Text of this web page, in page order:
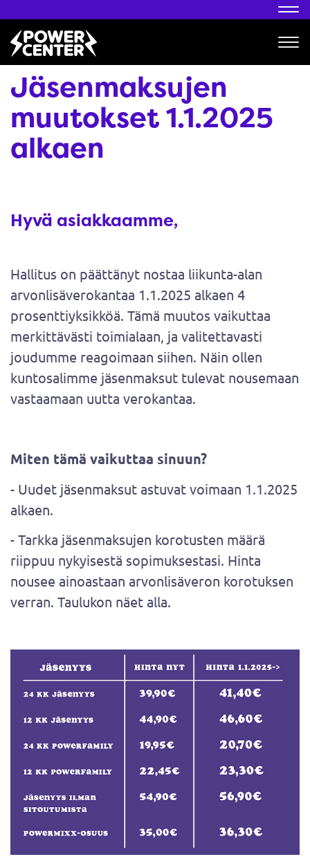
Jäsenmaksujen
muutokset 1.1.2025
alkaen
Hyvä asiakkaamme,
Hallitus on päättänyt nostaa liikunta-alan
arvonlisäverokantaa 1.1.2025 alkaen 4
prosenttiyksikköä. Tämä muutos vaikuttaa
merkittävästi toimialaan, ja valitettavasti
joudumme reagoimaan siihen. Näin ollen
kuntosalimme jäsenmaksut tulevat nousemaan
vastaamaan uutta verokantaa.
Miten tämä vaikuttaa sinuun?
- Uudet jäsenmaksut astuvat voimaan 1.1.2025
alkaen.
- Tarkka jäsenmaksujen korotusten määrä
riippuu nykyisestä sopimuksestasi. Hinta
nousee ainoastaan arvonlisäveron korotuksen
verran. Taulukon näet alla.